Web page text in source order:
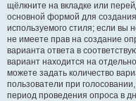
щёлкните на вкладке или
основной формой для
используемого стиля; если вы
не имеете прав на создание
варианта ответа в
вариант находится на
можете задать количество
пользователи при
период проведения опроса в